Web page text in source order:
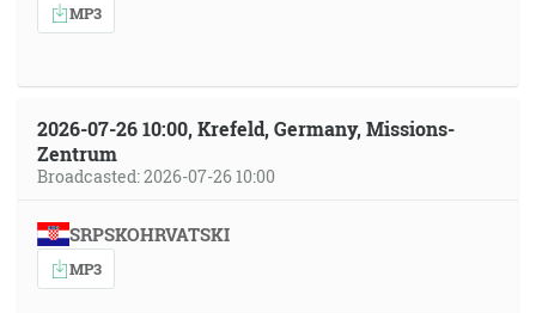
MP3
2026-07-26 10:00, Krefeld, Germany, Missions-
Zentrum
Broadcasted: 2026-07-26 10:00
SRPSKOHRVATSKI
MP3